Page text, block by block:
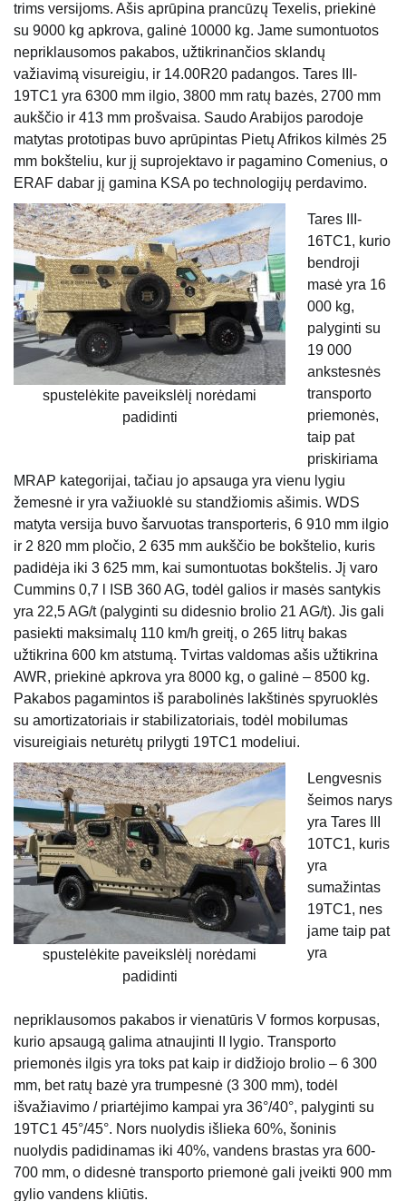
trims versijoms. Ašis aprūpina prancūzų Texelis, priekinė
su 9000 kg apkrova, galinė 10000 kg. Jame sumontuotos
nepriklausomos pakabos, užtikrinančios sklandų
važiavimą visureigiu, ir 14.00R20 padangos. Tares III-
19TC1 yra 6300 mm ilgio, 3800 mm ratų bazės, 2700 mm
aukščio ir 413 mm prošvaisa. Saudo Arabijos parodoje
matytas prototipas buvo aprūpintas Pietų Afrikos kilmės 25
mm bokšteliu, kur jį suprojektavo ir pagamino Comenius, o
ERAF dabar jį gamina KSA po technologijų perdavimo.
spustelėkite paveikslėlį norėdami
padidinti
Tares III-
16TC1, kurio
bendroji
masė yra 16
000 kg,
palyginti su
19 000
ankstesnės
transporto
priemonės,
taip pat
priskiriama
MRAP kategorijai, tačiau jo apsauga yra vienu lygiu
žemesnė ir yra važiuoklė su standžiomis ašimis. WDS
matyta versija buvo šarvuotas transporteris, 6 910 mm ilgio
ir 2 820 mm pločio, 2 635 mm aukščio be bokštelio, kuris
padidėja iki 3 625 mm, kai sumontuotas bokštelis. Jį varo
Cummins 0,7 l ISB 360 AG, todėl galios ir masės santykis
yra 22,5 AG/t (palyginti su didesnio brolio 21 AG/t). Jis gali
pasiekti maksimalų 110 km/h greitį, o 265 litrų bakas
užtikrina 600 km atstumą. Tvirtas valdomas ašis užtikrina
AWR, priekinė apkrova yra 8000 kg, o galinė – 8500 kg.
Pakabos pagamintos iš parabolinės lakštinės spyruoklės
su amortizatoriais ir stabilizatoriais, todėl mobilumas
visureigiais neturėtų prilygti 19TC1 modeliui.
spustelėkite paveikslėlį norėdami
padidinti
Lengvesnis
šeimos narys
yra Tares III
10TC1, kuris
yra
sumažintas
19TC1, nes
jame taip pat
yra
nepriklausomos pakabos ir vienatūris V formos korpusas,
kurio apsaugą galima atnaujinti II lygio. Transporto
priemonės ilgis yra toks pat kaip ir didžiojo brolio – 6 300
mm, bet ratų bazė yra trumpesnė (3 300 mm), todėl
išvažiavimo / priartėjimo kampai yra 36°/40°, palyginti su
19TC1 45°/45°. Nors nuolydis išlieka 60%, šoninis
nuolydis padidinamas iki 40%, vandens brastas yra 600-
700 mm, o didesnė transporto priemonė gali įveikti 900 mm
gylio vandens kliūtis.